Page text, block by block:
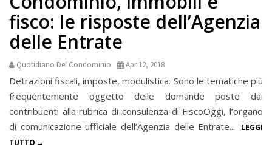
fisco: le risposte dell’Agenzia
delle Entrate
Quotidiano Del Condominio Apr 12, 2018
Detrazioni fiscali, imposte, modulistica. Sono le tematiche più
frequentemente oggetto delle domande poste dai
contribuenti alla rubrica di consulenza di FiscoOggi, l’organo
di comunicazione ufficiale dell’Agenzia delle Entrate...
LEGGI
TUTTO